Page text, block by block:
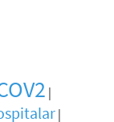
|
|